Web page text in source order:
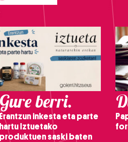
Gure berri.
Erantzun inkesta eta parte
hartu Iztuetako
produktuen saski baten